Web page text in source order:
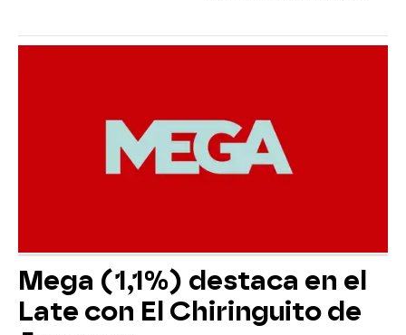
Mega (1,1%) destaca en el
Late con El Chiringuito de